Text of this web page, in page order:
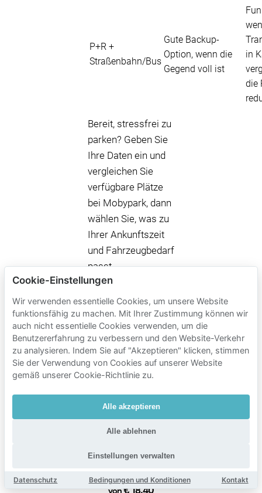
P+R +
Straßenbahn/Bus
Gute Backup-
Option, wenn die
Gegend voll ist
in
die
Bereit, stressfrei zu
parken? Geben Sie
Ihre Daten ein und
vergleichen Sie
verfügbare Plätze
bei Mobypark, dann
wählen Sie, was zu
Ihrer Ankunftszeit
und Fahrzeugbedarf
passt.
Mobypark-
Parkgebühren
in der Nähe
von
Parkzeit
Mobypark-Parkgebühren
von€ 2.00
Cookie-Einstellungen
Wir verwenden essentielle Cookies, um unsere Website
funktionsfähig zu machen. Mit Ihrer Zustimmung können wir
auch nicht essentielle Cookies verwenden, um die
Benutzererfahrung zu verbessern und den Website-Verkehr
zu analysieren. Indem Sie auf "Akzeptieren" klicken, stimmen
Sie der Verwendung von Cookies auf unserer Website
gemäß unserer Cookie-Richtlinie zu.
Alle akzeptieren
Alle ablehnen
Einstellungen verwalten
Datenschutz Bedingungen und Konditionen Kontakt